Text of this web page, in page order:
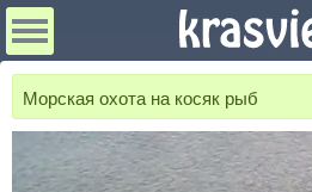
Морская охота на косяк рыб